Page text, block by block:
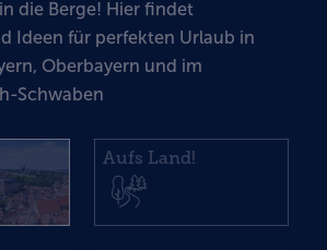
die Berge! Hier findet
Ideen für perfekten Urlaub in
Oberbayern und im
Schwaben
Aufs Land!